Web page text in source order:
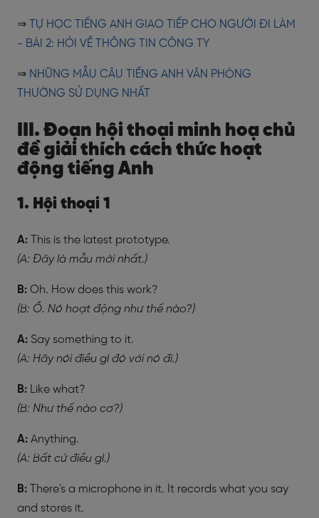
⇒
TỰ HỌC TIẾNG ANH GIAO TIẾP CHO NGƯỜI ĐI LÀM
- BÀI 2: HỎI VỀ THÔNG TIN CÔNG TY
⇒ NHỮNG MẪU CÂU TIẾNG ANH VĂN PHÒNG
THƯỜNG SỬ DỤNG NHẤT
III. Đoạn hội thoại minh hoạ chủ
đề giải thích cách thức hoạt
động tiếng Anh
1. Hội thoại 1
A:
This is the latest prototype.
(A: Đây là mẫu mới nhất.)
B: Oh. How does this work?
(B: Ồ. Nó hoạt động như thế nào?)
A: Say something to it.
(A: Hãy nói điều gì đó với nó đi.)
B: Like what?
(B: Như thế nào cơ?)
A: Anything.
(A: Bất cứ điều gì.)
B:
There's a microphone in it. It records what you say
and stores it.